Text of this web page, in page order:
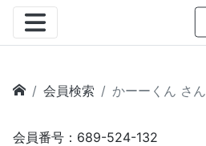
会員検索 かーーくん さん
会員番号：689-524-132